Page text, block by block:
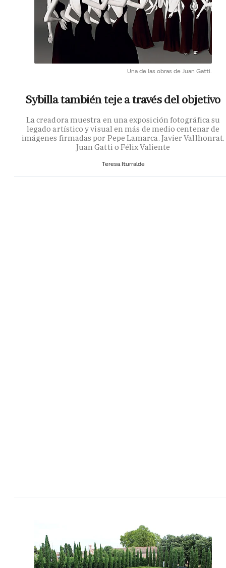
Una de las obras de Juan Gatti.
Sybilla también teje a través del objetivo
La creadora muestra en una exposición fotográfica su
legado artístico y visual en más de medio centenar de
imágenes firmadas por Pepe Lamarca, Javier Vallhonrat,
Juan Gatti o Félix Valiente
Teresa Iturralde